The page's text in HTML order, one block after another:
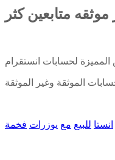
متابعين كثر
المميزة لحسابات انستقرام
الموثقة وغير الموثقة
انستا للبيع مع يوزرات فخمة